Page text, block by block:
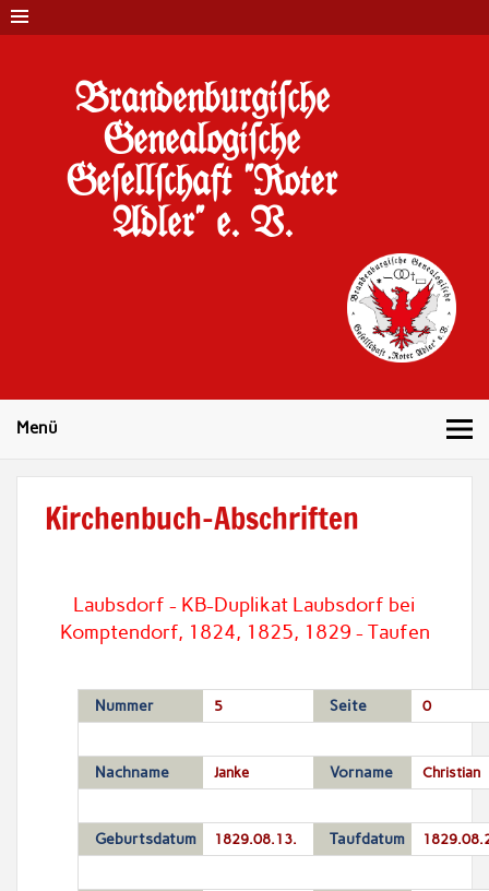
Brandenburgi#che
Genealogi#che
Ge#ell#chaft "Roter
Adler" e. V.
Menü
Kirchenbuch-Abschriften
Laubsdorf - KB-Duplikat Laubsdorf bei
Komptendorf, 1824, 1825, 1829 - Taufen
Nummer 5 Seite 0
Nachname Janke Vorname Christian
Geburtsdatum 1829.08.13. Taufdatum